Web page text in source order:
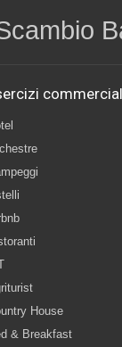
House
& Breakfast